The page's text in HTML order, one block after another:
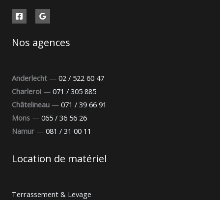
Nos agences
Anderlecht — 02 / 522 60 47
Charleroi — 071 / 305 885
Châtelineau — 071 / 39 66 91
Mons — 065 / 36 56 26
Namur — 081 / 31 00 11
Location de matériel
Terrassement & Levage